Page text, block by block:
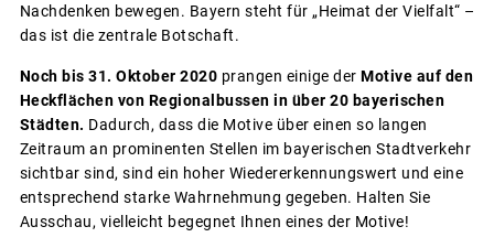
Nachdenken bewegen. Bayern steht für „Heimat der Vielfalt“ –
das ist die zentrale Botschaft.
Noch bis 31. Oktober 2020 prangen einige der Motive auf den
Heckflächen von Regionalbussen in über 20 bayerischen
Städten. Dadurch, dass die Motive über einen so langen
Zeitraum an prominenten Stellen im bayerischen Stadtverkehr
sichtbar sind, sind ein hoher Wiedererkennungswert und eine
entsprechend starke Wahrnehmung gegeben. Halten Sie
Ausschau, vielleicht begegnet Ihnen eines der Motive!